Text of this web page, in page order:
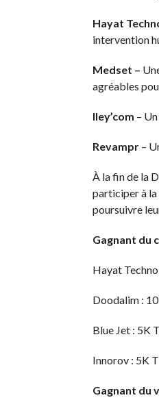
Hayat
intervention
Medset –
agréables
Iley’com –
Revampr –
À la fin de la
participer à
poursuivre
Gagnant du
Hayat
Doodalim :
Blue Jet : 5K
Innorov : 5K
Gagnant du